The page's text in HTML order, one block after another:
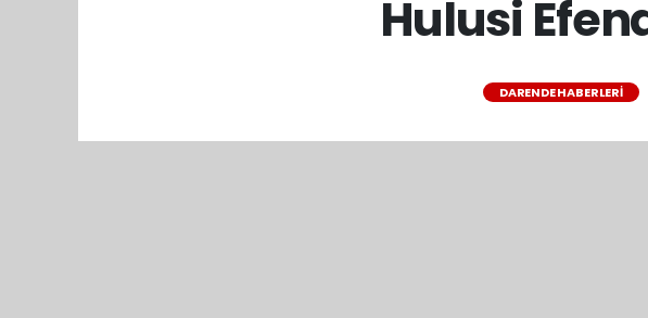
Hulusi
DARENDE HABERLERI